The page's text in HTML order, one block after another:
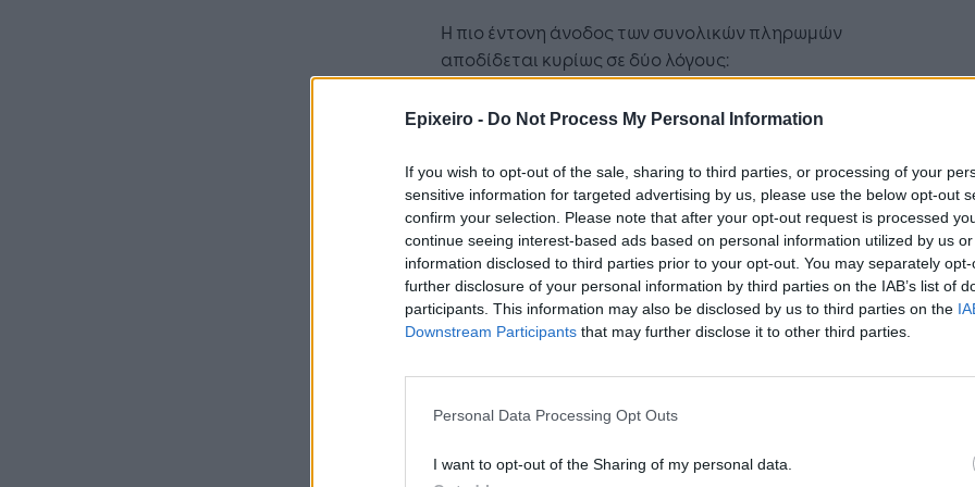
Epixeiro - Do Not Process My Personal Information
If you wish to opt-out of the sale, sharing to third parties, or processing of your
sensitive information for targeted advertising by us, please use the below opt-out
confirm your selection. Please note that after your opt-out request is processed
continue seeing interest-based ads based on personal information utilized by us
information disclosed to third parties prior to your opt-out. You may separately
further disclosure of your personal information by third parties on the IAB’s list of
participants. This information may also be disclosed by us to third parties on the
Downstream Participants that may further disclose it to other third parties.
Personal Data Processing Opt Outs
I want to opt-out of the Sharing of my personal data.
Η πιο έντονη άνοδος των συνολικών πληρωμών
αποδίδεται κυρίως σε δύο λόγους:
στις πληθωριστικές πιέσεις που έχουν αυξήσει
το συνολικό κόστος των ταξιδιών
στη μετατόπιση των Ελλήνων ταξιδιωτών από
φθηνότερους προορισμούς των Βαλκανίων
προς χώρες της Κεντρικής και Βόρειας Ευρώπης,
όπου η ημερήσια δαπάνη είναι σημαντικά
υψηλότερη
Ιδιαίτερα ισχυρή ήταν η αύξηση των ταξιδιών προς
χώρες της Ευρωζώνης, με τις πληρωμές να
ενισχύονται κατά 23% και τις αναχωρήσεις κατά 10%,
Σημαντικό στοιχείο αποτελεί το γεγονός ότι ένα
ταξίδι εντός Ευρωζώνης κοστίζει κατά μέσο όρο 2,6